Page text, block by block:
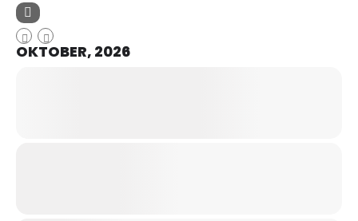
OKTOBER, 2026